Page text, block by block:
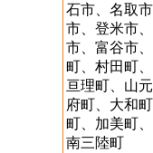
石市、名取
市、登米市
市、富谷市
町、村田町
亘理町、山
府町、大和
町、加美町
南三陸町